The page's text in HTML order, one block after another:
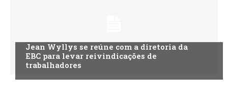
Jean Wyllys se reúne com a diretoria da
EBC para levar reivindicações de
trabalhadores